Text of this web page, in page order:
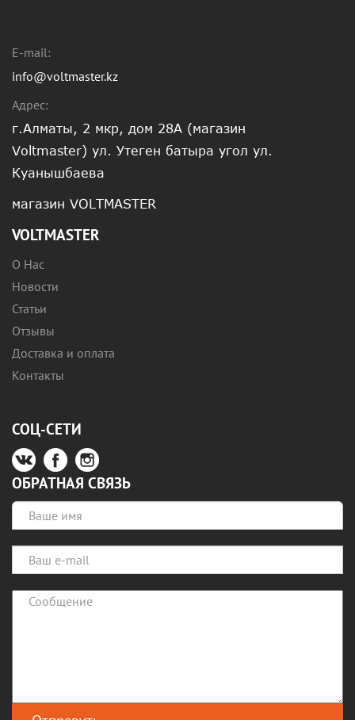
E-mail:
info@voltmaster.kz
Адрес:
г.Алматы, 2 мкр, дом 28А (магазин
Voltmaster) ул. Утеген батыра угол ул.
Куанышбаева
магазин VOLTMASTER
VOLTMASTER
О Нас
Новости
Статьи
Отзывы
Доставка и оплата
Контакты
СОЦ-СЕТИ
ОБРАТНАЯ СВЯЗЬ